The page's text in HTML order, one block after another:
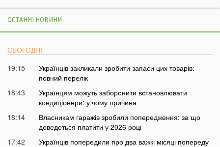
ОСТАННІ НОВИНИ
СЬОГОДНІ
19:15
Українців закликали зробити запаси цих товарів:
повний перелік
18:43
Українцям можуть заборонити встановлювати
кондиціонери: у чому причина
18:14
Власникам гаражів зробили попередження: за що
доведеться платити у 2026 році
17:42
Українців попередили про два важкі місяці попереду